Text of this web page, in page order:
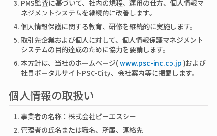
PMS監査に基づいて、社内の規程、運用の仕方、個人情報マ
ネジメントシステムを継続的に改善します。
個人情報保護に関する教育、研修を継続的に実施します。
取引先企業および個人に対して、個人情報保護マネジメント
システムの目的達成のために協力を要請します。
本方針は、当社のホームページ( www.psc-inc.co.jp )および
社員ポータルサイトPSC-City、会社案内等に掲載します。
個人情報の取扱い
事業者の名称：株式会社ピーエスシー
管理者の氏名または職名、所属、連絡先